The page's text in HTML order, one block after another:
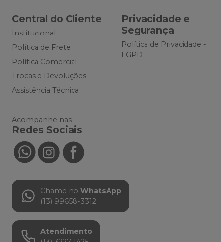
Central do Cliente
Institucional
Política de Frete
Política Comercial
Trocas e Devoluções
Assistência Técnica
Privacidade e
Segurança
Política de Privacidade -
LGPD
Acompanhe nas
Redes Sociais
Chame no WhatsApp
(13) 99658-3312
Atendimento